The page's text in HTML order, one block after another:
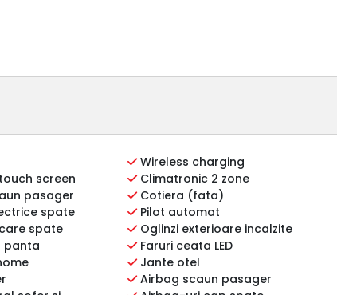
Wireless charging
screen
Climatronic 2 zone
pasager
Cotiera (fata)
spate
Pilot automat
spate
Oglinzi exterioare incalzite
panta
Faruri ceata LED
Jante otel
Airbag scaun pasager